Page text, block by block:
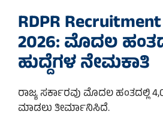
RDPR
2026: ಮೊದಲ
ಹುದ್ದೆಗಳ ನೇಮಕಾತಿ
ರಾಜ್ಯ ಸರ್ಕಾರವು ಮೊದಲ ಹಂತದಲ್ಲಿ
ಮಾಡಲು ತೀರ್ಮಾನಿಸಿದೆ.